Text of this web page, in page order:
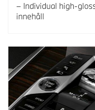
Individual high-
innehåll